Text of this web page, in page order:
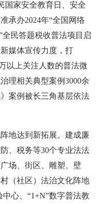
国家安全教育日、安全
承办2024年“全国网络
全民答题税收普法项目启
媒体宣传力度，打
以上关注人数的普法微
理相关典型案例3000余
案例被长三角基层依法
地达到新拓展。建成廉
、税务等30个专业法法
场、街区、雕塑、壁
（社区）法治文化阵地
心、“1+N”数字普法教